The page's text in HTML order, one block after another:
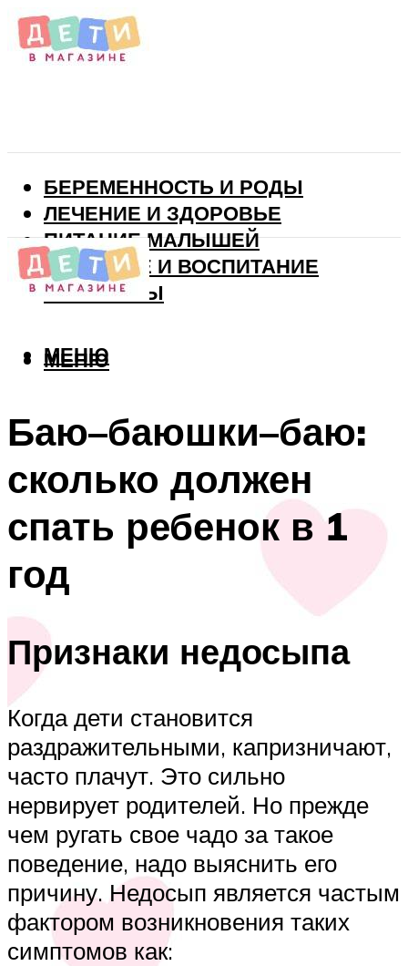
БЕРЕМЕННОСТЬ И РОДЫ
ЛЕЧЕНИЕ И ЗДОРОВЬЕ
ПИТАНИЕ МАЛЫШЕЙ
РАЗВИТИЕ И ВОСПИТАНИЕ
ВИТАМИНЫ
МЕНЮ
МЕНЮ
Баю–баюшки–баю:
сколько должен
спать ребенок в 1
год
Признаки недосыпа
Когда дети становится
раздражительными, капризничают,
часто плачут. Это сильно
нервирует родителей. Но прежде
чем ругать свое чадо за такое
поведение, надо выяснить его
причину. Недосып является частым
фактором возникновения таких
симптомов как: